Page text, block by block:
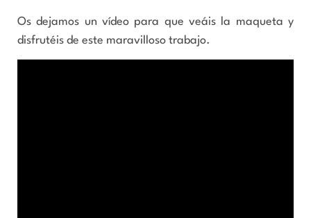
Os dejamos un vídeo para que veáis la maqueta y
disfrutéis de este maravilloso trabajo.